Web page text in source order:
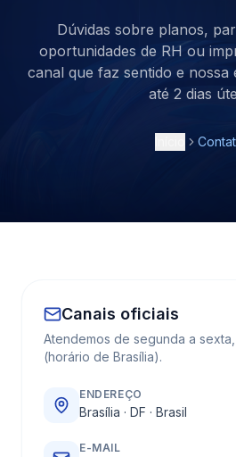
Dúvidas sobre planos,
oportunidades de RH ou
canal que faz sentido e nossa
até 2 dias
Canais oficiais
Atendemos de segunda a
(horário de Brasília).
ENDEREÇO
Brasília · DF · Brasil
E-MAIL